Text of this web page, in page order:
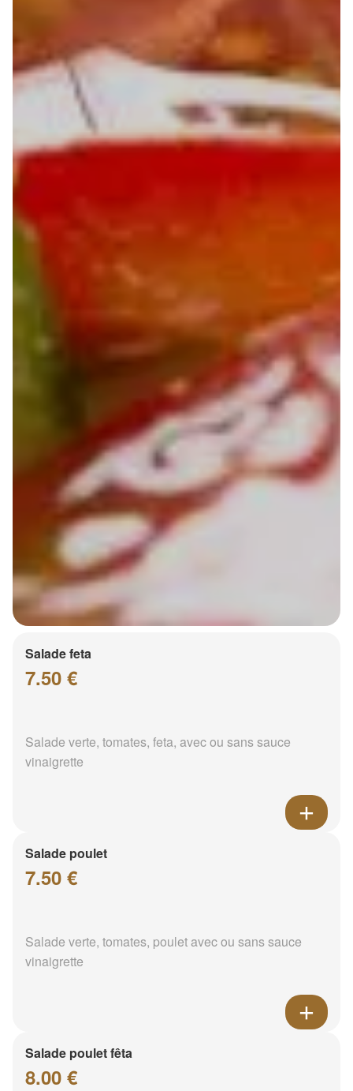
Salade feta
7.50 €
Salade verte, tomates, feta, avec ou sans sauce
vinaigrette
Salade poulet
7.50 €
Salade verte, tomates, poulet avec ou sans sauce
vinaigrette
Salade poulet fêta
8.00 €